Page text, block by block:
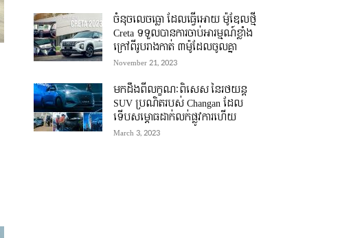
ចំនុចលេចធ្លោ ដែលធ្វើអោយ ម៉ូឌែលថ្មី
Creta ទទួលបានការចាប់អារម្មណ៍ខ្លាំង
ក្រៅពីរូបរាងកាត់ ៣ម៉ូដែលចូលគ្នា
November 21, 2023
មកដឹងពីលក្ខណៈពិសេស នៃរថយន្ត
SUV ប្រណិតរបស់ Changan ដែល
ទើបសម្ភោធដាក់លក់ផ្លូវការហើយ
March 3, 2023